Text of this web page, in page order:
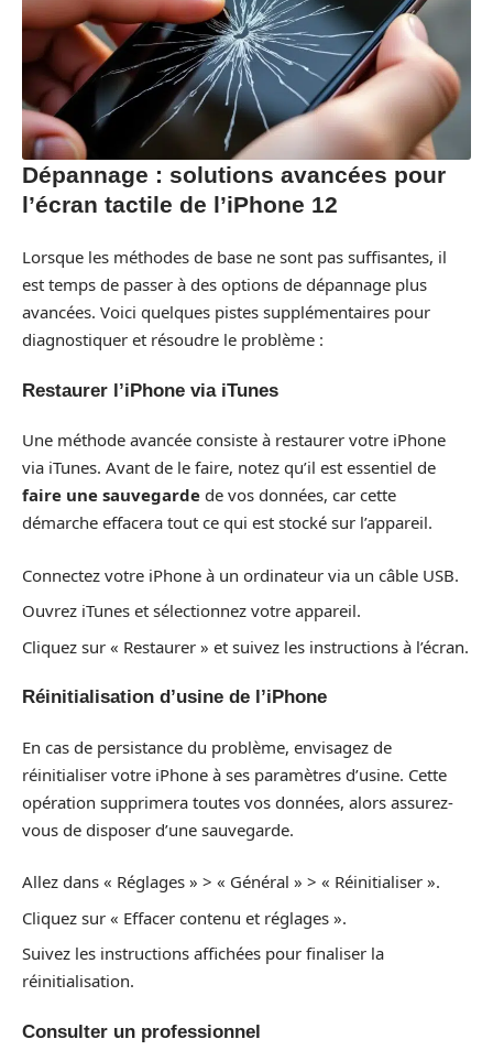
Dépannage : solutions avancées pour
l’écran tactile de l’iPhone 12
Lorsque les méthodes de base ne sont pas suffisantes, il
est temps de passer à des options de dépannage plus
avancées. Voici quelques pistes supplémentaires pour
diagnostiquer et résoudre le problème :
Restaurer l’iPhone via iTunes
Une méthode avancée consiste à restaurer votre iPhone
via iTunes. Avant de le faire, notez qu’il est essentiel de
faire une sauvegarde de vos données, car cette
démarche effacera tout ce qui est stocké sur l’appareil.
Connectez votre iPhone à un ordinateur via un câble USB.
Ouvrez iTunes et sélectionnez votre appareil.
Cliquez sur « Restaurer » et suivez les instructions à l’écran.
Réinitialisation d’usine de l’iPhone
En cas de persistance du problème, envisagez de
réinitialiser votre iPhone à ses paramètres d’usine. Cette
opération supprimera toutes vos données, alors assurez-
vous de disposer d’une sauvegarde.
Allez dans « Réglages » > « Général » > « Réinitialiser ».
Cliquez sur « Effacer contenu et réglages ».
Suivez les instructions affichées pour finaliser la
réinitialisation.
Consulter un professionnel